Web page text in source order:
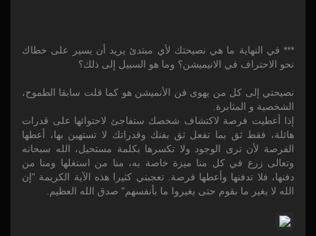
*** في النهاية ما هي نصيحتك لأي مبتدئ يريد أن يسير على خطاك
نحو الاحتراف في الانيميشن؟ وما هو السبيل إلى ذلك؟
نصيحتي إلى كل من يهوى فن الأنميشن هو كما قلت سابقا الطموح،
الشخصية و المثابرة.
إذا أعطيت فرصة لاكتشاف شخصك ستفاجئ لاحتوائها على قدرات
هائلة، فقط ثق بما تفعل ثق بفنك وقدراتك لا تستهين بها، أعطها
الفرصة لأن ترى الوجود ولا تكسرها بكلمة مستحيل، الله سبحانه
وتعالى زرع في كل منا ميزة خاصة به، منا من استغلها ومنا من
دفنها، فلا تدفنها وأعطها فرصة. تعجبني كثيرا هذه الآية الكريمة "إن
الله لا يغير ما بقوم حتى يغيروا ما بأنفسهم" صدق الله العظيم.